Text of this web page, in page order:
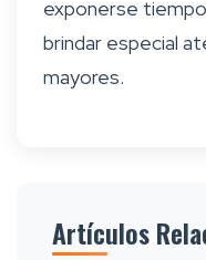
exponerse
brindar especial
mayores.
Artículos